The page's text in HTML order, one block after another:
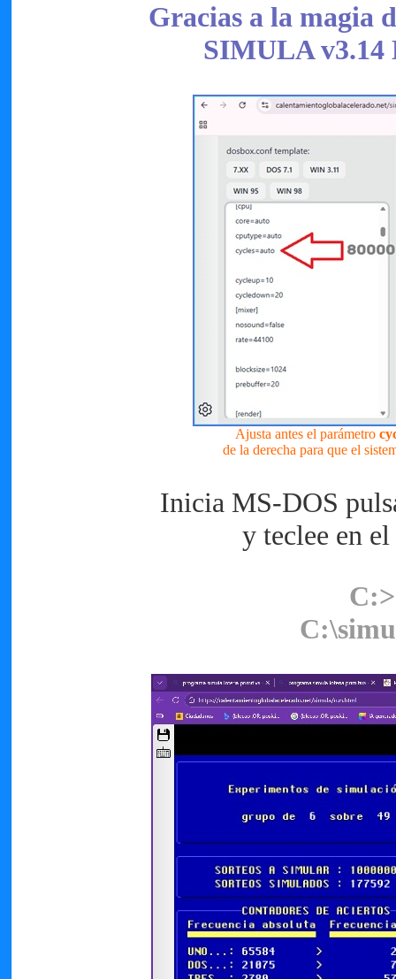
Gracias a la magia
SIMULA v3.14
Ajusta antes el parámetro
de la derecha para que el
Inicia MS-DOS
y teclee en
C:>